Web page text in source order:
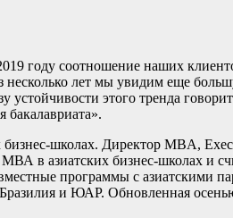
году соотношение наших
лет мы увидим еще
этого тренда
бизнес-школах. Директор MBA,
в азиатских бизнес-школах и
программы с азиатскими
и ЮАР. Обновленная